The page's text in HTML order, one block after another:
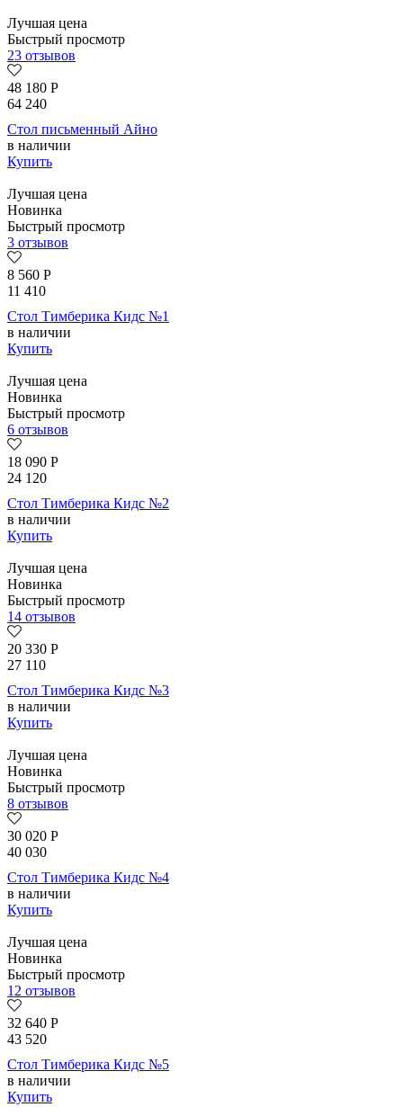
Лучшая цена
Быстрый просмотр
23 отзывов
48 180 Р
64 240
Стол письменный Айно
в наличии
Купить
Лучшая цена
Новинка
Быстрый просмотр
3 отзывов
8 560 Р
11 410
Стол Тимберика Кидс №1
в наличии
Купить
Лучшая цена
Новинка
Быстрый просмотр
6 отзывов
18 090 Р
24 120
Стол Тимберика Кидс №2
в наличии
Купить
Лучшая цена
Новинка
Быстрый просмотр
14 отзывов
20 330 Р
27 110
Стол Тимберика Кидс №3
в наличии
Купить
Лучшая цена
Новинка
Быстрый просмотр
8 отзывов
30 020 Р
40 030
Стол Тимберика Кидс №4
в наличии
Купить
Лучшая цена
Новинка
Быстрый просмотр
12 отзывов
32 640 Р
43 520
Стол Тимберика Кидс №5
в наличии
Купить